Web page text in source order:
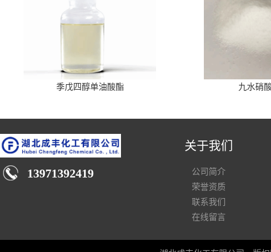
季戊四醇单油酸酯 九水硝
13971392419
关于我们
公司简介
荣誉资质
联系我们
在线留言